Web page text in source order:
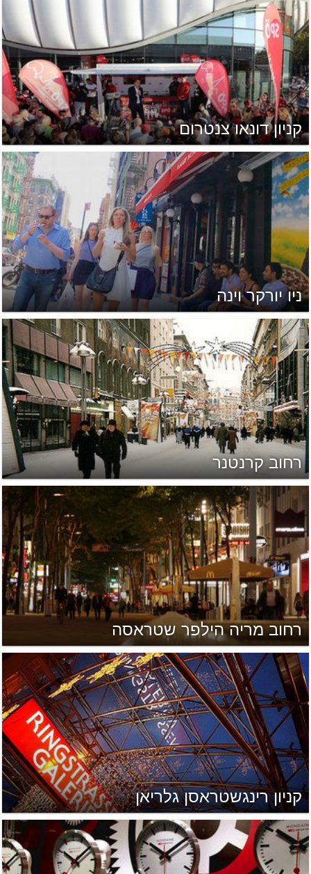
קניון דונאו צנטרום
ניו יורקר וינה
רחוב קרנטנר
רחוב מריה הילפר שטראסה
קניון רינגשטראסן גלריאן